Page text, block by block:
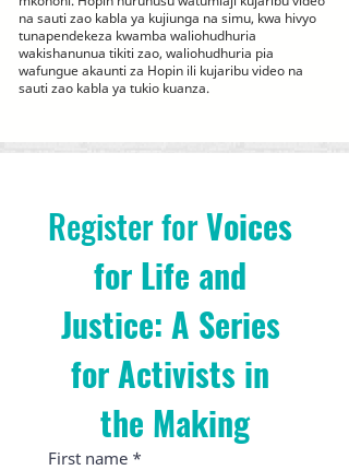
na sauti zao kabla ya kujiunga na simu, kwa hivyo
tunapendekeza kwamba waliohudhuria
wakishanunua tikiti zao, waliohudhuria pia
wafungue akaunti za Hopin ili kujaribu video na
sauti zao kabla ya tukio kuanza.
Register for Voices
for Life and
Justice: A Series
for Activists in
the Making
First name *